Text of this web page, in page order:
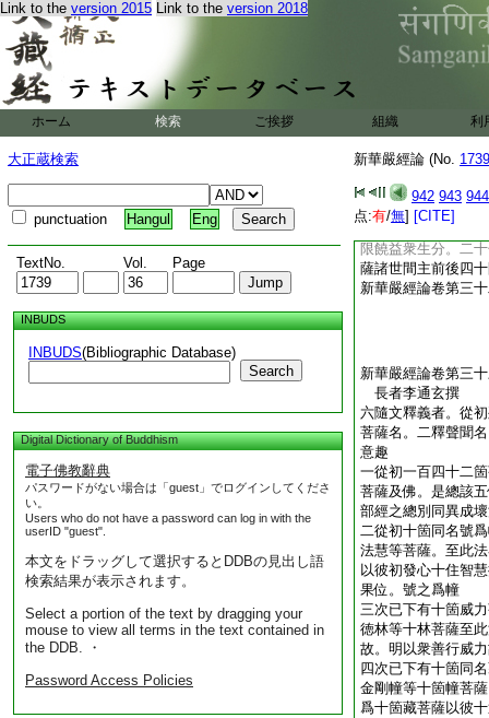
Link to the version 2015 Link to the version 2018
ホーム 検索 ご挨拶 組織 利
大正蔵検索
punctuation Hangul Eng
TextNo. Vol. Page
INBUDS
INBUDS(Bibliographic Database)
Search
Digital Dictionary of Buddhism
電子佛教辭典
パスワードがない場合は「guest」でログインしてくださ
い。
Users who do not have a password can log in with the
userID "guest".
本文をドラッグして選択するとDDBの見出し語
検索結果が表示されます。
Select a portion of the text by dragging your
mouse to view all terms in the text contained in
the DDB. ・
Password Access Policies
新華嚴經論 (No.
942 943 944
点:有/無] [CITE]
薩蒙佛光明所益之
四爾時諸菩薩得不
説頌有二十行。半
通現變化雲莊嚴逝
頌重頌前法分。如
諸菩薩蒙光照入頻
但是一切三昧總是
是文殊法身根本智
六爾時彼諸菩薩已
來之所。有六十三
明照故得如上三昧
限饒益衆生分。二
薩諸世間主前後四
新華嚴經論卷第三
新華嚴經論卷第三
長者李通玄撰
六隨文釋義者。從
菩薩名。二釋聲聞
意趣
一從初一百四十二
菩薩及佛。是總該
部經之總別同異成
二從初十箇同名號
法慧等菩薩。至此
以彼初發心十住智
果位。號之爲幢
三次已下有十箇威
徳林等十林菩薩至
故。明以衆善行威
四次已下有十箇同
金剛幢等十箇幢菩
爲十箇藏菩薩以彼